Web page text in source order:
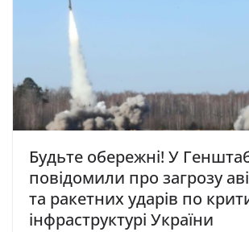
Будьте обережні! У
повідомили про загрозу
та ракетних ударів по
інфраструктурі України